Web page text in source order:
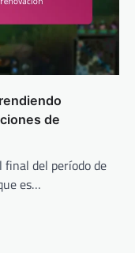
de
final del período de
es…